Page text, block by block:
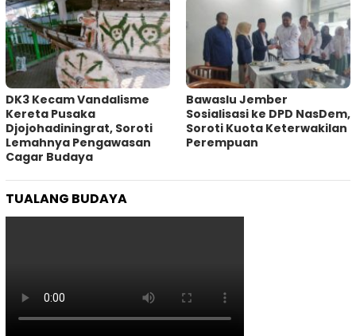
DK3 Kecam Vandalisme
Kereta Pusaka
Djojohadiningrat, Soroti
Lemahnya Pengawasan
Cagar Budaya
Bawaslu Jember
Sosialisasi ke DPD NasDem,
Soroti Kuota Keterwakilan
Perempuan
TUALANG BUDAYA